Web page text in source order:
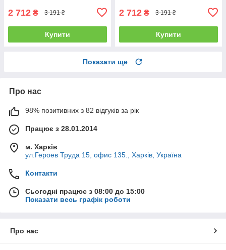
2 712 ₴ 3 191 ₴
Купити
2 712 ₴ 3 191 ₴
Купити
Показати ще
Про нас
98% позитивних з 82 відгуків за рік
Працює з 28.01.2014
м. Харків
ул.Героев Труда 15, офис 135., Харків, Україна
Контакти
Сьогодні працює з 08:00 до 15:00
Показати весь графік роботи
Про нас